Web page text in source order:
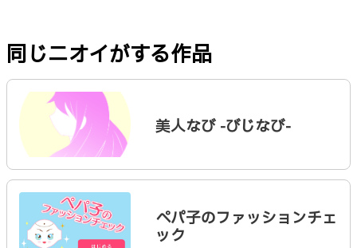
同じニオイがする作品
美人なび -びじなび-
ぺパ子のファッションチェ
ック